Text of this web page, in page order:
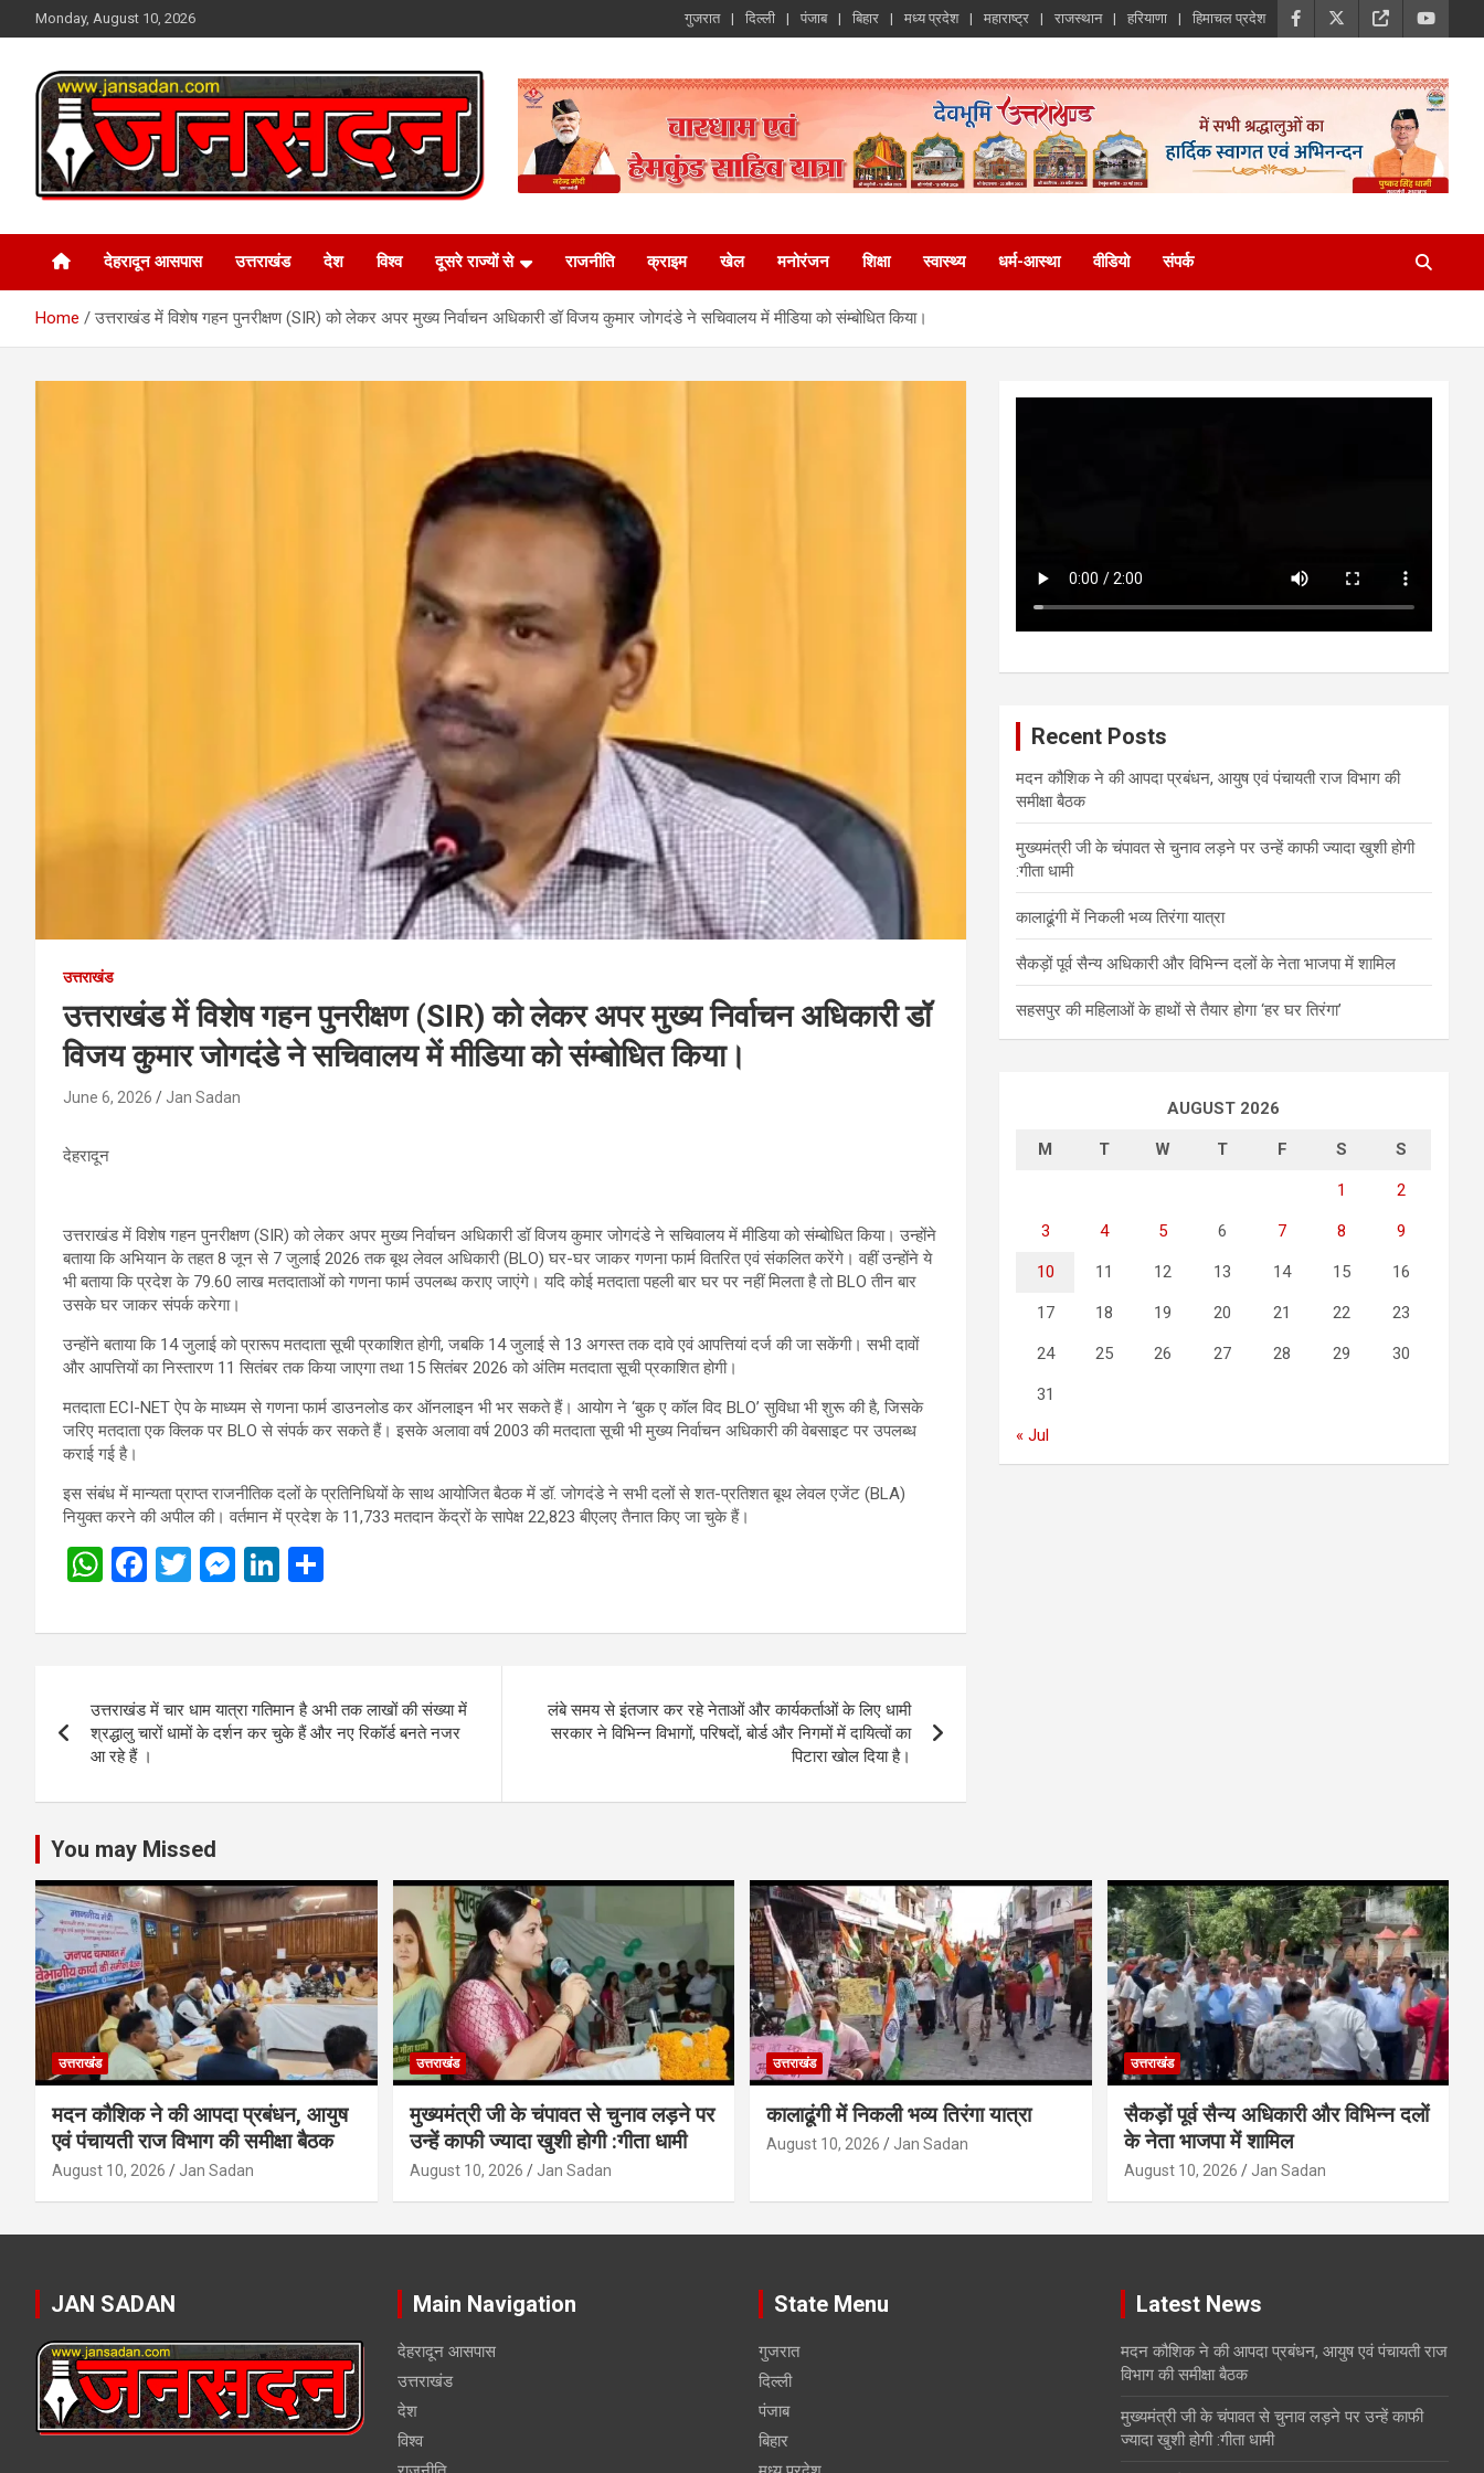
to
Monday, August 10, 2026 गुजरात दिल्ली पंजाब बिहार मध्य प्रदेश महाराष्ट्र राजस्थान हरियाणा हिमाचल प्रदेश
Jan Sadan
देहरादून आसपास उत्तराखंड देश विश्व दूसरे राज्यों से राजनीति क्राइम खेल मनोरंजन शिक्षा स्वास्थ्य धर्म-आस्था वीडियो संपर्क
Home उत्तराखंड में विशेष गहन पुनरीक्षण (SIR) को लेकर अपर मुख्य निर्वाचन अधिकारी डॉ विजय कुमार जोगदंडे ने सचिवालय में मीडिया को संम्बोधित किया।
उत्तराखंड
उत्तराखंड में विशेष गहन पुनरीक्षण (SIR) को लेकर अपर मुख्य निर्वाचन अधिकारी डॉ
विजय कुमार जोगदंडे ने सचिवालय में मीडिया को संम्बोधित किया।
June 6, 2026 Jan Sadan
देहरादून
उत्तराखंड में विशेष गहन पुनरीक्षण (SIR) को लेकर अपर मुख्य निर्वाचन अधिकारी डॉ विजय कुमार जोगदंडे ने सचिवालय में मीडिया को संम्बोधित किया। उन्होंने
बताया कि अभियान के तहत 8 जून से 7 जुलाई 2026 तक बूथ लेवल अधिकारी (BLO) घर-घर जाकर गणना फार्म वितरित एवं संकलित करेंगे। वहीं उन्होंने ये
भी बताया कि प्रदेश के 79.60 लाख मतदाताओं को गणना फार्म उपलब्ध कराए जाएंगे। यदि कोई मतदाता पहली बार घर पर नहीं मिलता है तो BLO तीन बार
उसके घर जाकर संपर्क करेगा।
उन्होंने बताया कि 14 जुलाई को प्रारूप मतदाता सूची प्रकाशित होगी, जबकि 14 जुलाई से 13 अगस्त तक दावे एवं आपत्तियां दर्ज की जा सकेंगी। सभी दावों
और आपत्तियों का निस्तारण 11 सितंबर तक किया जाएगा तथा 15 सितंबर 2026 को अंतिम मतदाता सूची प्रकाशित होगी।
मतदाता ECI-NET ऐप के माध्यम से गणना फार्म डाउनलोड कर ऑनलाइन भी भर सकते हैं। आयोग ने ‘बुक ए कॉल विद BLO’ सुविधा भी शुरू की है, जिसके
जरिए मतदाता एक क्लिक पर BLO से संपर्क कर सकते हैं। इसके अलावा वर्ष 2003 की मतदाता सूची भी मुख्य निर्वाचन अधिकारी की वेबसाइट पर उपलब्ध
कराई गई है।
इस संबंध में मान्यता प्राप्त राजनीतिक दलों के प्रतिनिधियों के साथ आयोजित बैठक में डॉ. जोगदंडे ने सभी दलों से शत-प्रतिशत बूथ लेवल एजेंट (BLA)
नियुक्त करने की अपील की। वर्तमान में प्रदेश के 11,733 मतदान केंद्रों के सापेक्ष 22,823 बीएलए तैनात किए जा चुके हैं।
W
at
A
p
p
F
ce
o
o
k
T
tt
M
se
g
er
Li
ke
n
ar
navigation
उत्तराखंड में चार धाम यात्रा गतिमान है अभी तक लाखों की संख्या में
श्रद्धालु चारों धामों के दर्शन कर चुके हैं और नए रिकॉर्ड बनते नजर
आ रहे हैं ।
लंबे समय से इंतजार कर रहे नेताओं और कार्यकर्ताओं के लिए धामी
सरकार ने विभिन्न विभागों, परिषदों, बोर्ड और निगमों में दायित्वों का
पिटारा खोल दिया है।
Recent Posts
मदन कौशिक ने की आपदा प्रबंधन, आयुष एवं पंचायती राज विभाग की
समीक्षा बैठक
मुख्यमंत्री जी के चंपावत से चुनाव लड़ने पर उन्हें काफी ज्यादा खुशी होगी
:गीता धामी
कालाढूंगी में निकली भव्य तिरंगा यात्रा
सैकड़ों पूर्व सैन्य अधिकारी और विभिन्न दलों के नेता भाजपा में शामिल
सहसपुर की महिलाओं के हाथों से तैयार होगा ‘हर घर तिरंगा’
AUGUST 2026
M T W T F S S
1 2
3 4 5 6 7 8 9
10 11 12 13 14 15 16
17 18 19 20 21 22 23
24 25 26 27 28 29 30
31
« Jul
You may Missed
उत्तराखंड
मदन कौशिक ने की आपदा प्रबंधन, आयुष
एवं पंचायती राज विभाग की समीक्षा बैठक
August 10, 2026 Jan Sadan
उत्तराखंड
मुख्यमंत्री जी के चंपावत से चुनाव लड़ने पर
उन्हें काफी ज्यादा खुशी होगी :गीता धामी
August 10, 2026 Jan Sadan
उत्तराखंड
कालाढूंगी में निकली भव्य तिरंगा यात्रा
August 10, 2026 Jan Sadan
उत्तराखंड
सैकड़ों पूर्व सैन्य अधिकारी और विभिन्न दलों
के नेता भाजपा में शामिल
August 10, 2026 Jan Sadan
JAN SADAN Main Navigation
देहरादून आसपास
उत्तराखंड
देश
विश्व
State Menu
गुजरात
दिल्ली
पंजाब
बिहार
Latest News
मदन कौशिक ने की आपदा प्रबंधन, आयुष एवं पंचायती राज
विभाग की समीक्षा बैठक
मुख्यमंत्री जी के चंपावत से चुनाव लड़ने पर उन्हें काफी
ज्यादा खुशी होगी :गीता धामी